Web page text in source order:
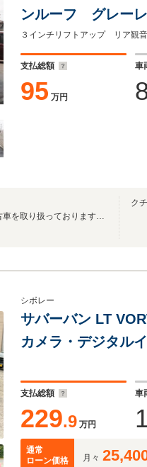
ンルーフ グレー
支払総額
95 万円
車
欧州車を中心に厳選した中古車を取り扱っております！お気軽にお問い合わせください！
ク
シボレー
サバーバン LT
カメラ・デジタル
支払総額
229.9 万円
車
通常
ローン価格
月々